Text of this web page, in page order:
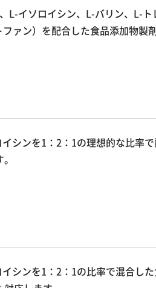
L-イソロイシン、L-バリン、L-
ァン）を配合した食品添加物製
イシンを1：2：1の理想的な比率
シンを1：2：1の比率で混合し